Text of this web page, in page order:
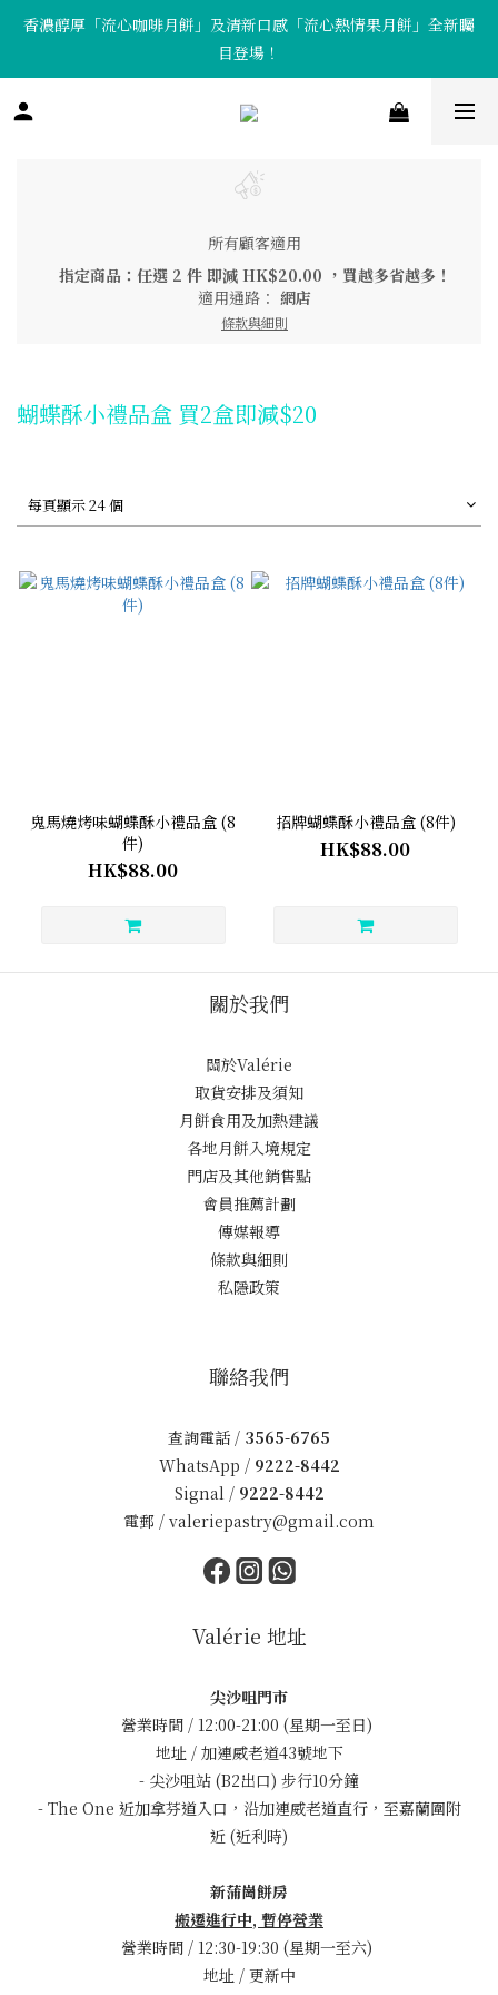
「Tote Bag X  月餅套裝」限量發售中！
香濃醇厚「流心咖啡月餅」及清新口感「流心熱情果月餅」全新矚
目登場！
「Tote Bag X  月餅套裝」限量發售中！
所有顧客適用
指定商品：任選 2 件 即減 HK$20.00 ，買越多省越多！
適用通路： 網店
條款與細則
蝴蝶酥小禮品盒 買2盒即減$20
每頁顯示 24 個
鬼馬燒烤味蝴蝶酥小禮品盒 (8
件)
HK$88.00
招牌蝴蝶酥小禮品盒 (8件)
HK$88.00
關於我們
關於Valérie
取貨安排及須知
月餅食用及加熱建議
各地月餅入境規定
門店及其他銷售點
會員推薦計劃
傳媒報導
條款與細則
私隱政策
聯絡我們
查詢電話 / 3565-6765
WhatsApp / 9222-8442
Signal / 9222-8442
電郵 / valeriepastry@gmail.com
Valérie 地址
尖沙咀門市
營業時間 / 12:00-21:00 (星期一至日)
地址 / 加連威老道43號地下
- 尖沙咀站 (B2出口) 步行10分鐘
- The One 近加拿芬道入口，沿加連威老道直行，至嘉蘭圍附
近 (近利時)
新蒲崗餅房
搬遷進行中, 暫停營業
營業時間 / 12:30-19:30 (星期一至六)
地址 / 更新中